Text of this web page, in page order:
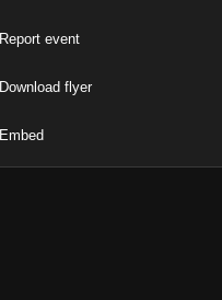
Report event
Download flyer
Embed